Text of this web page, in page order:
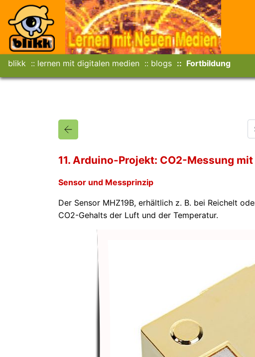
blikk lernen mit digitalen medien blogs Fortbildung
11. Arduino-Projekt: CO2-Messung
Sensor und Messprinzip
Der Sensor MHZ19B, erhältlich z. B. bei Reichelt
CO2-Gehalts der Luft und der Temperatur.